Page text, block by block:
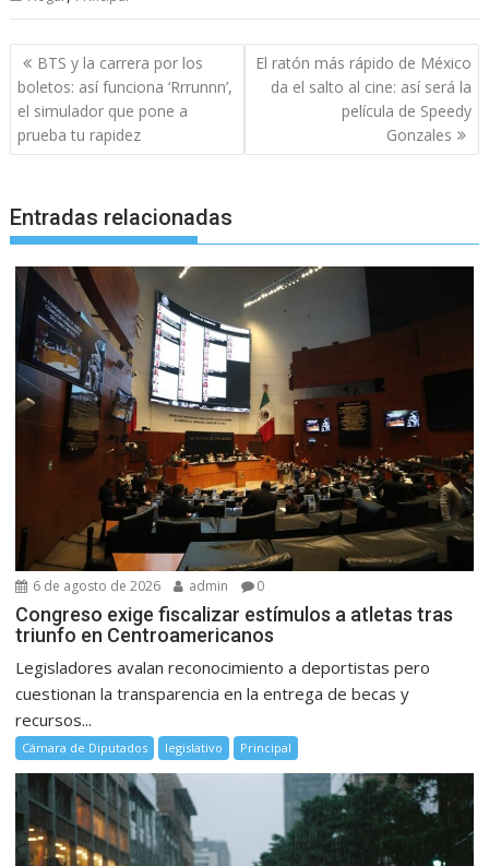
Navegación
de
entradas
BTS y la carrera por los
boletos: así funciona ‘Rrrunnn’,
el simulador que pone a
prueba tu rapidez
El ratón más rápido de México
da el salto al cine: así será la
película de Speedy
Gonzales
Entradas relacionadas
6 de agosto de 2026 admin 0
Congreso exige fiscalizar estímulos a atletas tras
triunfo en Centroamericanos
Legisladores avalan reconocimiento a deportistas pero
cuestionan la transparencia en la entrega de becas y
recursos...
Cámara de Diputados legislativo Principal